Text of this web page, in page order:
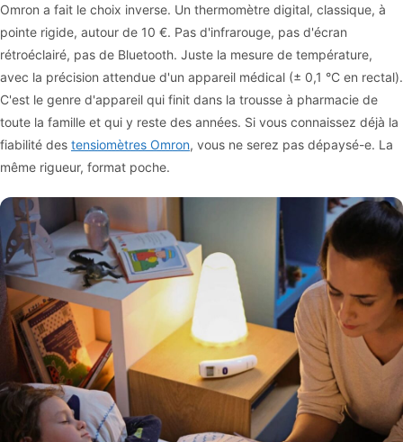
Omron a fait le choix inverse. Un thermomètre digital, classique, à
pointe rigide, autour de 10 €. Pas d'infrarouge, pas d'écran
rétroéclairé, pas de Bluetooth. Juste la mesure de température,
avec la précision attendue d'un appareil médical (± 0,1 °C en rectal).
C'est le genre d'appareil qui finit dans la trousse à pharmacie de
toute la famille et qui y reste des années. Si vous connaissez déjà la
fiabilité des tensiomètres Omron, vous ne serez pas dépaysé-e. La
même rigueur, format poche.